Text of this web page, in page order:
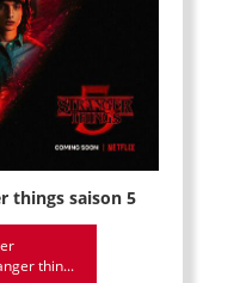
things saison 5
thin...